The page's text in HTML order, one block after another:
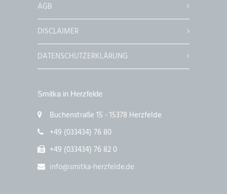
AGB
DISCLAIMER
DATENSCHUTZERKLÄRUNG
Smitka in Herzfelde
Buchenstraße 15 - 15378 Herzfelde
+49 (033434) 76 80
+49 (033434) 76 82 0
info@smitka-herzfelde.de